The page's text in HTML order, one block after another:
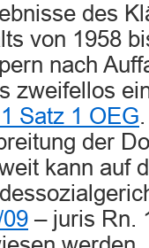
des
von 1958
nach
zweifellos
Satz 1 OEG
der
kann auf
– juris Rn.